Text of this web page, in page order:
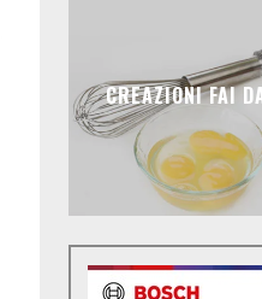
CREAZIONI FAI